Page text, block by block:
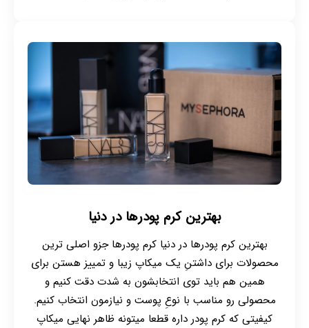
بهترین کرم پودرها در دنیا
بهترین کرم پودرها در دنیا کرم پودرها جزو اصلی ترین
محصولات برای داشتنِ یک میکاپ زیبا و تمییز هستن برای
همین هم باید توی انتخابشون به شدت دقت کنیم و
محصولی رو مناسب با نوعِ پوست و نیازمون انتخاب کنیم.
کیفیتی که کرم پودر داره قطعا میتونه ظاهر نهایی میکاپ